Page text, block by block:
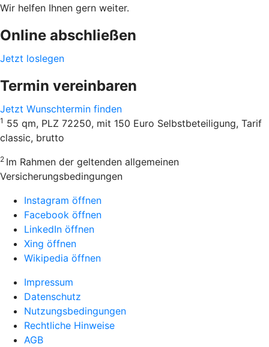
Wir helfen Ihnen gern weiter.
Online abschließen
Jetzt loslegen
Termin vereinbaren
Jetzt Wunschtermin finden
1 55 qm, PLZ 72250, mit 150 Euro Selbstbeteiligung, Tarif
classic, brutto
2 Im Rahmen der geltenden allgemeinen
Versicherungsbedingungen
Instagram öffnen
Facebook öffnen
LinkedIn öffnen
Xing öffnen
Wikipedia öffnen
Impressum
Datenschutz
Nutzungsbedingungen
Rechtliche Hinweise
AGB